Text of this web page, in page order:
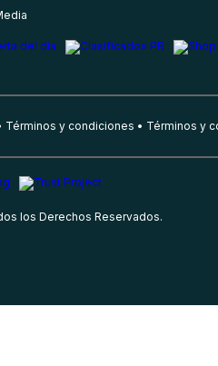
Términos y condiciones Términos y
los Derechos Reservados.